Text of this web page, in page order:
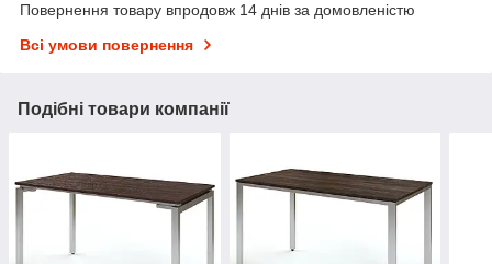
Повернення товару впродовж 14 днів за домовленістю
Всі умови повернення
Подібні товари компанії